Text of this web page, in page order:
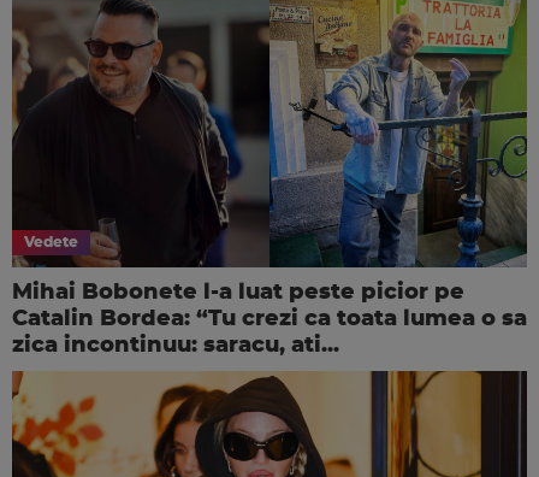
Vedete
Mihai Bobonete l-a luat peste picior pe
Catalin Bordea: “Tu crezi ca toata lumea o sa
zica incontinuu: saracu, ati...